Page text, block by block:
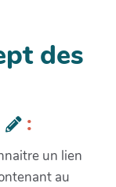
des
:
un lien
au